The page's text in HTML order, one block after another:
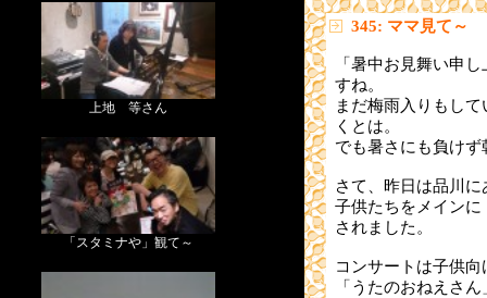
上地 等さん
「スタミナや」観て～
345: ママ見て～
「暑中お見舞い申
すね。
まだ梅雨入りもし
くとは。
でも暑さにも負け
さて、昨日は品川
子供たちをメイン
されました。
コンサートは子供
「うたのおねえさ